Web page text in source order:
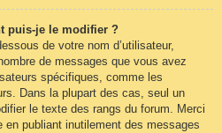
puis-je le modifier ?
de votre nom d’utilisateur,
de messages que vous avez
spécifiques, comme les
Dans la plupart des cas, seul un
le texte des rangs du forum. Merci
publiant inutilement des messages